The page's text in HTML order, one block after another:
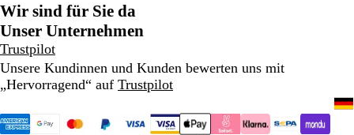
Wir sind für Sie da
Unser Unternehmen
Trustpilot
Unsere Kundinnen und Kunden bewerten uns mit
„Hervorragend“ auf Trustpilot